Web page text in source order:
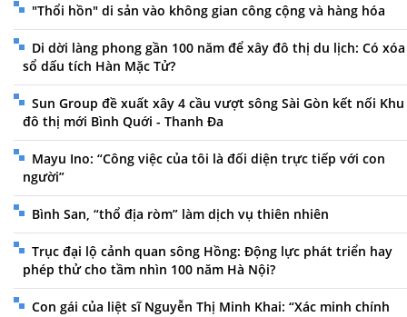
"Thổi hồn" di sản vào không gian công cộng và hàng hóa
Di dời làng phong gần 100 năm để xây đô thị du lịch: Có xóa
sổ dấu tích Hàn Mặc Tử?
Sun Group đề xuất xây 4 cầu vượt sông Sài Gòn kết nối Khu
đô thị mới Bình Quới - Thanh Đa
Mayu Ino: “Công việc của tôi là đối diện trực tiếp với con
người”
Bình San, “thổ địa ròm” làm dịch vụ thiên nhiên
Trục đại lộ cảnh quan sông Hồng: Động lực phát triển hay
phép thử cho tầm nhìn 100 năm Hà Nội?
Con gái của liệt sĩ Nguyễn Thị Minh Khai: “Xác minh chính